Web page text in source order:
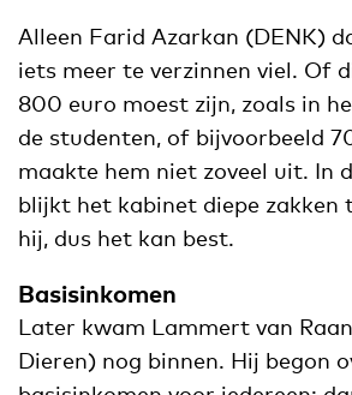
Alleen Farid Azarkan (DENK)
iets meer te verzinnen viel. Of
800 euro moest zijn, zoals in
de studenten, of bijvoorbeeld
maakte hem niet zoveel uit. In
blijkt het kabinet diepe zakken
hij, dus het kan best.
Basisinkomen
Later kwam Lammert van
Dieren) nog binnen. Hij begon